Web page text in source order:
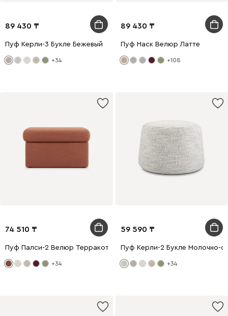
89 430
Пуф Керли-3 Букле Бежевый
+34
89 430
Пуф Наск Велюр Латте
+108
74 510
Пуф Палси-2 Велюр Терракотовый
+34
59 590
Пуф Керли-2 Букле Молочно-
+34